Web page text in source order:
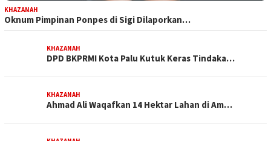
KHAZANAH
Oknum Pimpinan Ponpes di Sigi Dilaporkan…
KHAZANAH
DPD BKPRMI Kota Palu Kutuk Keras Tindaka…
KHAZANAH
Ahmad Ali Waqafkan 14 Hektar Lahan di Am…